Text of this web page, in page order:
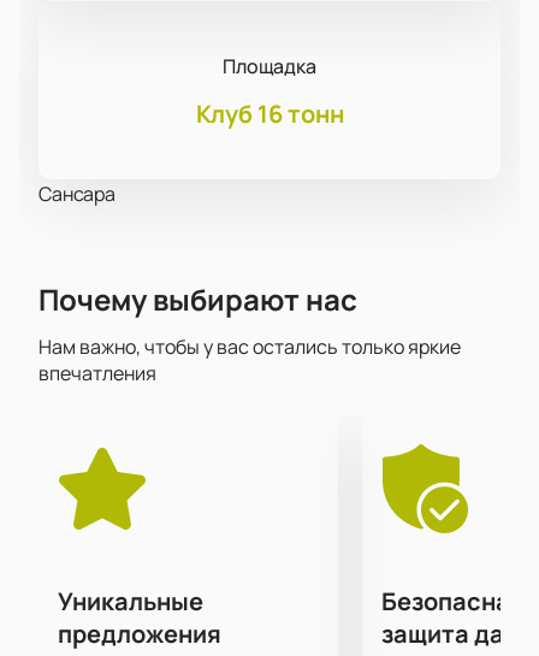
Площадка
Клуб 16 тонн
Сансара
Почему выбирают нас
Нам важно, чтобы у вас остались только яркие
впечатления
Уникальные
предложения
Безопасная
защита